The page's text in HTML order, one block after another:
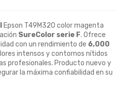
Epson T49M320 color magenta
SureColor serie F. Ofrece
con un rendimiento de 6,000
intensos y contornos nítidos
profesionales. Producto nuevo y
la máxima confiabilidad en su